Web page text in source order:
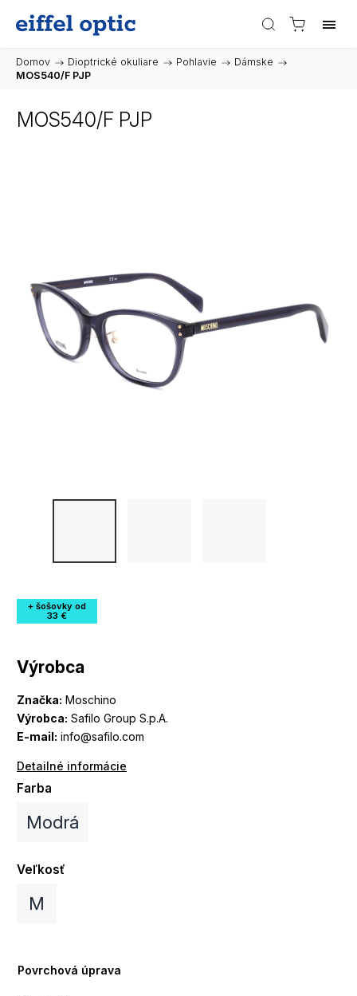
Domov / Dioptrické okuliare / Pohlavie / Dámske /
MOS540/F PJP
MOS540/F PJP
Výrobca
Značka: Moschino
Výrobca: Safilo Group S.p.A.
E-mail: info@safilo.com
Detailné informácie
+ šošovky od
33 €
Farba
Modrá
Veľkosť
M
Povrchová úprava